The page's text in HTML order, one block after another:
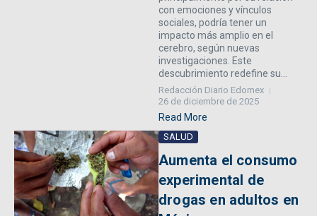
con emociones y vínculos
sociales, podría tener un
impacto más amplio en el
cerebro, según nuevas
investigaciones. Este
descubrimiento redefine su...
Redacción Diario Edomex
26 de diciembre de 2025
Read More
SALUD
Aumenta el consumo
experimental de
drogas en adultos en